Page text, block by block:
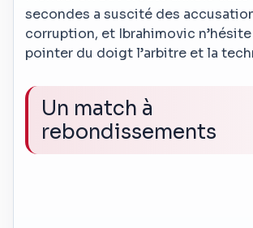
secondes a suscité des
corruption, et Ibrahimovic n’hésite
pointer du doigt l’arbitre et la
Un match à
rebondissements